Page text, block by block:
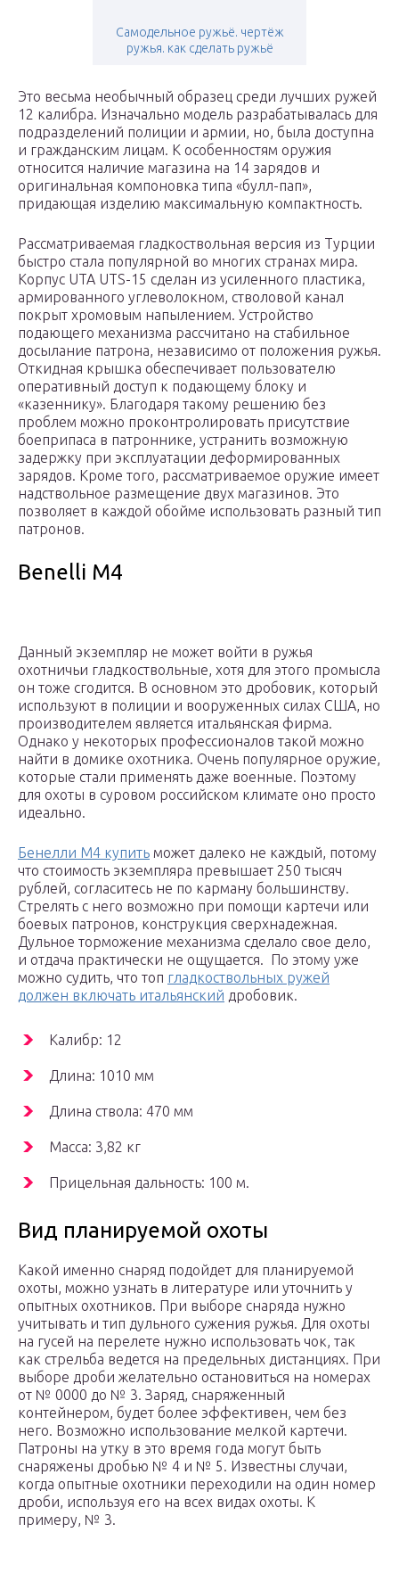
Самодельное ружьё. чертёж
ружья. как сделать ружьё
Это весьма необычный образец среди лучших ружей
12 калибра. Изначально модель разрабатывалась для
подразделений полиции и армии, но, была доступна
и гражданским лицам. К особенностям оружия
относится наличие магазина на 14 зарядов и
оригинальная компоновка типа «булл-пап»,
придающая изделию максимальную компактность.
Рассматриваемая гладкоствольная версия из Турции
быстро стала популярной во многих странах мира.
Корпус UTA UTS-15 сделан из усиленного пластика,
армированного углеволокном, стволовой канал
покрыт хромовым напылением. Устройство
подающего механизма рассчитано на стабильное
досылание патрона, независимо от положения ружья.
Откидная крышка обеспечивает пользователю
оперативный доступ к подающему блоку и
«казеннику». Благодаря такому решению без
проблем можно проконтролировать присутствие
боеприпаса в патроннике, устранить возможную
задержку при эксплуатации деформированных
зарядов. Кроме того, рассматриваемое оружие имеет
надствольное размещение двух магазинов. Это
позволяет в каждой обойме использовать разный тип
патронов.
Benelli M4
Данный экземпляр не может войти в ружья
охотничьи гладкоствольные, хотя для этого промысла
он тоже сгодится. В основном это дробовик, который
используют в полиции и вооруженных силах США, но
производителем является итальянская фирма.
Однако у некоторых профессионалов такой можно
найти в домике охотника. Очень популярное оружие,
которые стали применять даже военные. Поэтому
для охоты в суровом российском климате оно просто
идеально.
Бенелли М4 купить может далеко не каждый, потому
что стоимость экземпляра превышает 250 тысяч
рублей, согласитесь не по карману большинству.
Стрелять с него возможно при помощи картечи или
боевых патронов, конструкция сверхнадежная.
Дульное торможение механизма сделало свое дело,
и отдача практически не ощущается. По этому уже
можно судить, что топ гладкоствольных ружей
должен включать итальянский дробовик.
Калибр: 12
Длина: 1010 мм
Длина ствола: 470 мм
Масса: 3,82 кг
Прицельная дальность: 100 м.
Вид планируемой охоты
Какой именно снаряд подойдет для планируемой
охоты, можно узнать в литературе или уточнить у
опытных охотников. При выборе снаряда нужно
учитывать и тип дульного сужения ружья. Для охоты
на гусей на перелете нужно использовать чок, так
как стрельба ведется на предельных дистанциях. При
выборе дроби желательно остановиться на номерах
от № 0000 до № 3. Заряд, снаряженный
контейнером, будет более эффективен, чем без
него. Возможно использование мелкой картечи.
Патроны на утку в это время года могут быть
снаряжены дробью № 4 и № 5. Известны случаи,
когда опытные охотники переходили на один номер
дроби, используя его на всех видах охоты. К
примеру, № 3.